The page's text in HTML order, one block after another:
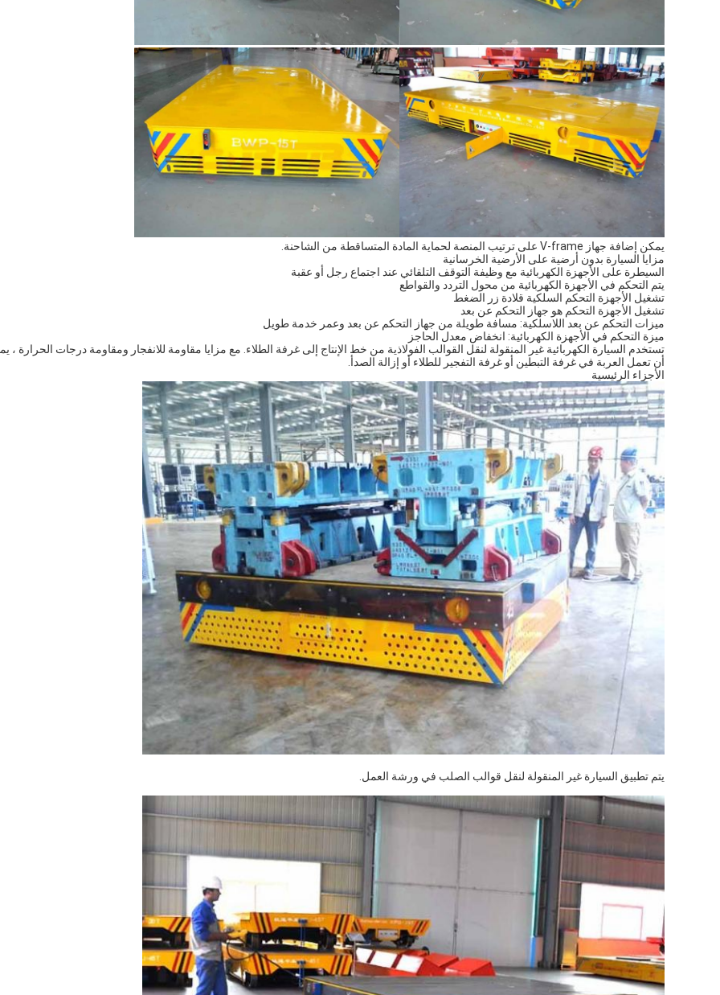
يمكن إضافة جهاز V-frame على ترتيب المنصة لحماية المادة المتساقطة من الشاحنة.
مزايا السيارة بدون أرضية على الأرضية الخرسانية
السيطرة على الأجهزة الكهربائية مع وظيفة التوقف التلقائي عند اجتماع رجل أو عقبة
يتم التحكم في الأجهزة الكهربائية من محول التردد والقواطع
تشغيل الأجهزة التحكم السلكية قلادة زر الضغط
تشغيل الأجهزة التحكم هو جهاز التحكم عن بعد
ميزات التحكم عن بعد اللاسلكية: مسافة طويلة من جهاز التحكم عن بعد وعمر خدمة طويل
ميزة التحكم في الأجهزة الكهربائية: انخفاض معدل الحاجز
تستخدم السيارة الكهربائية غير المنقولة لنقل القوالب الفولاذية من خط الإنتاج إلى غرفة الطلاء. مع مزايا مقاومة للانفجار ومقاومة درجات الحرارة ،
أن تعمل العربة في غرفة التبطين أو غرفة التفجير للطلاء أو إزالة الصدأ.
الأجزاء الرئيسية
يتم تطبيق السيارة غير المنقولة لنقل قوالب الصلب في ورشة العمل.